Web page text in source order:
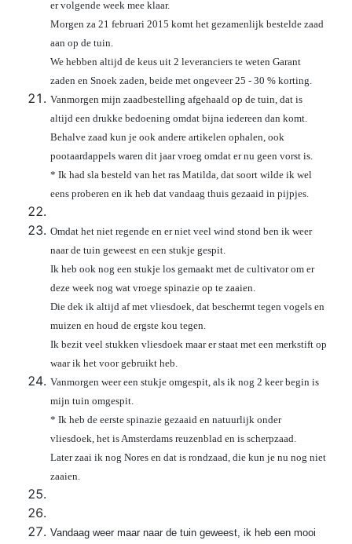
er volgende week mee klaar.
Morgen za 21 februari 2015 komt het gezamenlijk bestelde zaad
aan op de tuin.
We hebben altijd de keus uit 2 leveranciers te weten Garant
zaden en Snoek zaden, beide met ongeveer 25 - 30 % korting.
Vanmorgen mijn zaadbestelling afgehaald op de tuin, dat is
altijd een drukke bedoening omdat bijna iedereen dan komt.
Behalve zaad kun je ook andere artikelen ophalen, ook
pootaardappels waren dit jaar vroeg omdat er nu geen vorst is.
* Ik had sla besteld van het ras Matilda, dat soort wilde ik wel
eens proberen en ik heb dat vandaag thuis gezaaid in pijpjes.
Omdat het niet regende en er niet veel wind stond ben ik weer
naar de tuin geweest en een stukje gespit.
Ik heb ook nog een stukje los gemaakt met de cultivator om er
deze week nog wat vroege spinazie op te zaaien.
Die dek ik altijd af met vliesdoek, dat beschermt tegen vogels en
muizen en houd de ergste kou tegen.
Ik bezit veel stukken vliesdoek maar er staat met een merkstift op
waar ik het voor gebruikt heb.
Vanmorgen weer een stukje omgespit, als ik nog 2 keer begin is
mijn tuin omgespit.
* Ik heb de eerste spinazie gezaaid en natuurlijk onder
vliesdoek, het is Amsterdams reuzenblad en is scherpzaad.
Later zaai ik nog Nores en dat is rondzaad, die kun je nu nog niet
zaaien.
Vandaag weer maar naar de tuin geweest, ik heb een mooi